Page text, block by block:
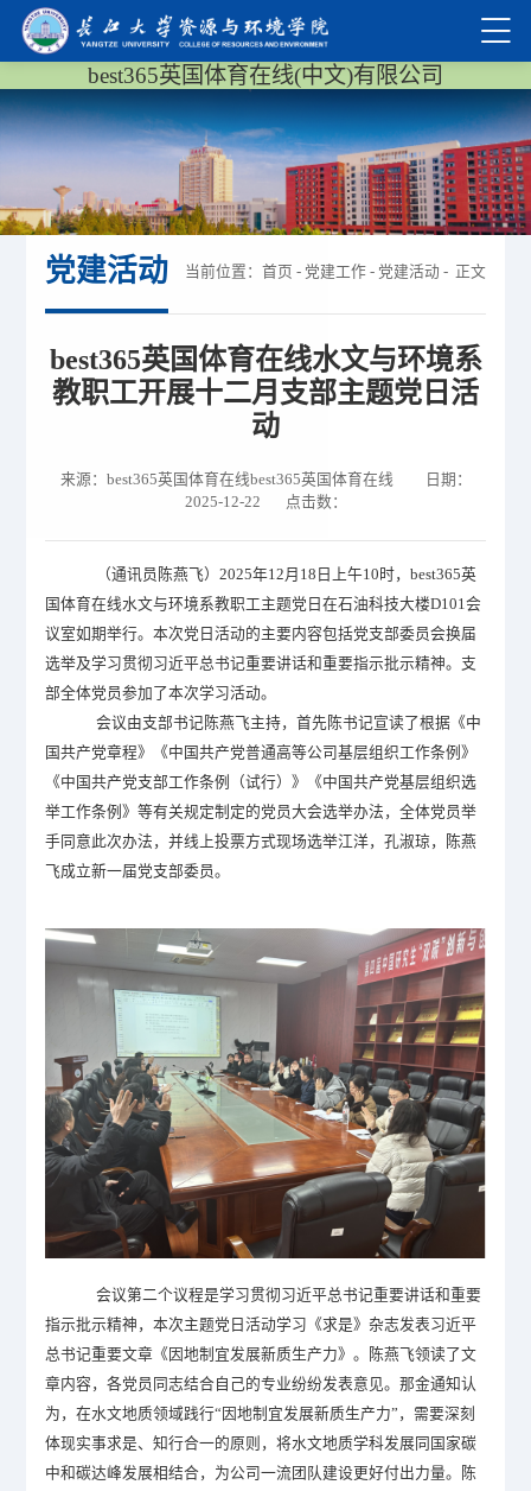
best365英国体育在线(中文)有限公司
党建活动 当前位置： 首页 - 党建工作- 党建活动 - 正文
​best365英国体育在线水文与环境系
教职工开展十二月支部主题党日活
动
来源：best365英国体育在线best365英国体育在线 日期：
2025-12-22 点击数：
（通讯员 陈燕飞）2025年12月 18日上午10 时，best365英
国体育在线水文与环境系教职工主题党日在石油科技大楼D101会
议室如期举行。本次党日活动的主要内容包括党支部委员会换届
选举及学习贯彻习近平总书记重要讲话和重要指示批示精神。 支
部全体党员参加了本次学习活动。
会议由支部书记陈燕飞主持，首先陈书记宣读了根据《中
国共产党章程》《中国共产党普通高等公司基层组织工作条例》
《中国共产党支部工作条例（试行）》《中国共产党基层组织选
举工作条例》等有关规定制定的党员大会选举办法，全体党员举
手同意此次办法，并线上投票方式现场选举江洋，孔淑琼，陈燕
飞成立新一届党支部委员。
会议第二个议程是学习贯彻习近平总书记重要讲话和重要
指示批示精神 ，本次主题党日活动学习《求是》杂志发表习近平
总书记重要文章《因地制宜发展新质生产力》。
陈燕飞领读了文
章内容，各党员同志结合自己的专业纷纷发表意见。那金通知认
为，在水文地质领域践行“因地制宜发展新质生产力”，需要深刻
体现实事求是、知行合一的原则，将水文地质学科发展同国家碳
中和碳达峰发展相结合，为公司一流团队建设更好付出力量。陈